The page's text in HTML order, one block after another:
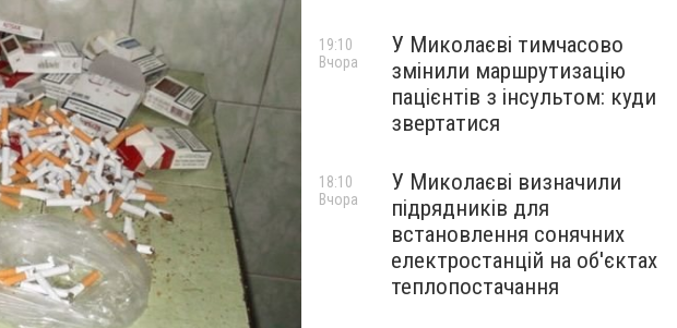
У Миколаєві тимчасово
змінили маршрутизацію
пацієнтів з інсультом: куди
звертатися
19:10
Вчора
У Миколаєві визначили
підрядників для
встановлення сонячних
електростанцій на об'єктах
теплопостачання
18:10
Вчора